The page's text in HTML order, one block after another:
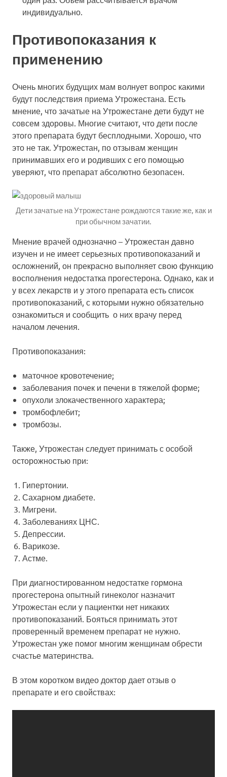
индивидуально.
Противопоказания к
применению
Очень многих будущих мам волнует вопрос какими
будут последствия приема Утрожестана. Есть
мнение, что зачатые на Утрожестане дети будут не
совсем здоровы. Многие считают, что дети после
этого препарата будут бесплодными. Хорошо, что
это не так. Утрожестан, по отзывам женщин
принимавших его и родивших с его помощью
уверяют, что препарат абсолютно безопасен.
Дети зачатые на Утрожестане рождаются такие же, как и
при обычном зачатии.
Мнение врачей однозначно – Утрожестан давно
изучен и не имеет серьезных противопоказаний и
осложнений, он прекрасно выполняет свою функцию
восполнения недостатка прогестерона. Однако, как и
у всех лекарств и у этого препарата есть список
противопоказаний, с которыми нужно обязательно
ознакомиться и сообщить о них врачу перед
началом лечения.
Противопоказания:
маточное кровотечение;
заболевания почек и печени в тяжелой форме;
опухоли злокачественного характера;
тромбофлебит;
тромбозы.
Также, Утрожестан следует принимать с особой
осторожностью при:
Гипертонии.
Сахарном диабете.
Мигрени.
Заболеваниях ЦНС.
Депрессии.
Варикозе.
Астме.
При диагностированном недостатке гормона
прогестерона опытный гинеколог назначит
Утрожестан если у пациентки нет никаких
противопоказаний. Бояться принимать этот
проверенный временем препарат не нужно.
Утрожестан уже помог многим женщинам обрести
счастье материнства.
В этом коротком видео доктор дает отзыв о
препарате и его свойствах: